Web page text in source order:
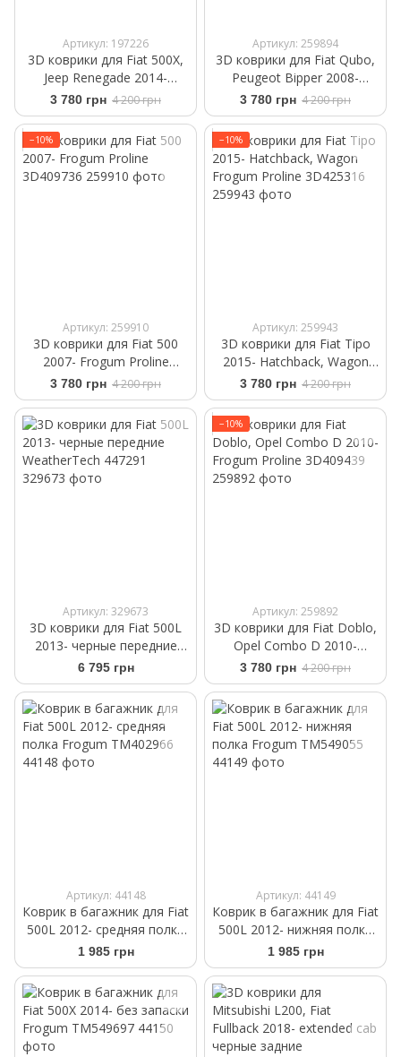
Артикул: 197226
3D коврики для Fiat 500X,
Jeep Renegade 2014-
Frogum Proline 3D408494
3 780 грн 4 200 грн
Артикул: 259894
3D коврики для Fiat Qubo,
Peugeot Bipper 2008-
Frogum Proline 3D409477
3 780 грн 4 200 грн
−10%
Артикул: 259910
3D коврики для Fiat 500
2007- Frogum Proline
3D409736
3 780 грн 4 200 грн
−10%
Артикул: 259943
3D коврики для Fiat Tipo
2015- Hatchback, Wagon
Frogum Proline 3D425316
3 780 грн 4 200 грн
Артикул: 329673
3D коврики для Fiat 500L
2013- черные передние
WeatherTech 447291
6 795 грн
−10%
Артикул: 259892
3D коврики для Fiat Doblo,
Opel Combo D 2010-
Frogum Proline 3D409439
3 780 грн 4 200 грн
Артикул: 44148
Коврик в багажник для Fiat
500L 2012- средняя полка
Frogum TM402966
1 985 грн
Артикул: 44149
Коврик в багажник для Fiat
500L 2012- нижняя полка
Frogum TM549055
1 985 грн